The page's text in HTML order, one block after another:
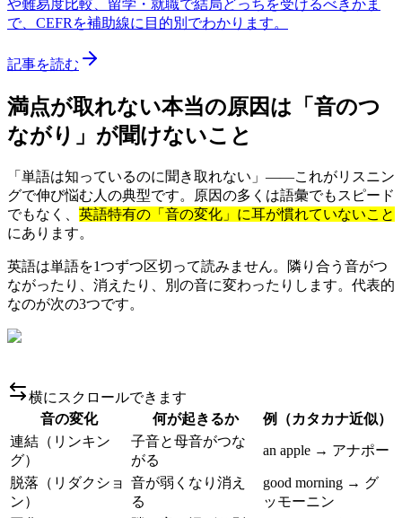
や難易度比較、留学・就職で結局どっちを受けるべきかま
で、CEFRを補助線に目的別でわかります。
記事を読む
満点が取れない本当の原因は「音のつ
ながり」が聞けないこと
「単語は知っているのに聞き取れない」——これがリスニン
グで伸び悩む人の典型です。原因の多くは語彙でもスピード
でもなく、 英語特有の「音の変化」に耳が慣れていないこと
にあります。
英語は単語を1つずつ区切って読みません。隣り合う音がつ
ながったり、消えたり、別の音に変わったりします。代表的
なのが次の3つです。
横にスクロールできます
音の変化
何が起きるか
例（カタカナ近似）
連結（リンキン
グ）
子音と母音がつな
がる
an apple → アナポー
脱落（リダクショ
ン）
音が弱くなり消え
る
good morning → グ
ッモーニン